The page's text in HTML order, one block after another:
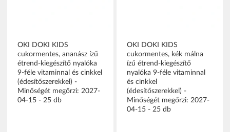
OKI DOKI KIDS
cukormentes, ananász ízű
étrend-kiegészítő nyalóka
9-féle vitaminnal és cinkkel
(édesítőszerekkel) -
Minőségét megőrzi: 2027-
04-15 - 25 db
OKI DOKI KIDS
cukormentes, kék málna
ízű étrend-kiegészítő
nyalóka 9-féle vitaminnal
és cinkkel
(édesítőszerekkel) -
Minőségét megőrzi: 2027-
04-15 - 25 db